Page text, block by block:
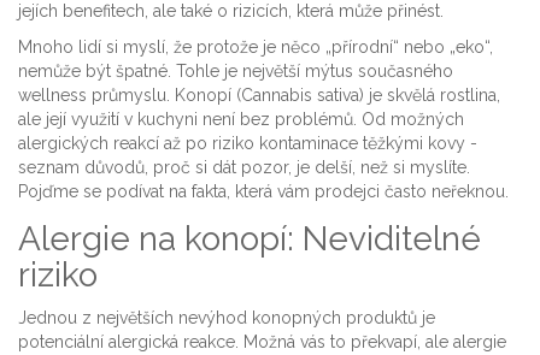
jejích benefitech, ale také o rizicích, která může přinést.
Mnoho lidí si myslí, že protože je něco „přírodní“ nebo „eko“,
nemůže být špatné. Tohle je největší mýtus současného
wellness průmyslu. Konopí (Cannabis sativa) je skvělá rostlina,
ale její využití v kuchyni není bez problémů. Od možných
alergických reakcí až po riziko kontaminace těžkými kovy -
seznam důvodů, proč si dát pozor, je delší, než si myslíte.
Pojďme se podívat na fakta, která vám prodejci často neřeknou.
Alergie na konopí: Neviditelné
riziko
Jednou z největších nevýhod konopných produktů je
potenciální alergická reakce. Možná vás to překvapí, ale alergie